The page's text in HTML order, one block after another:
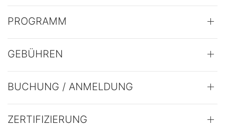
PROGRAMM
GEBÜHREN
BUCHUNG / ANMELDUNG
ZERTIFIZIERUNG